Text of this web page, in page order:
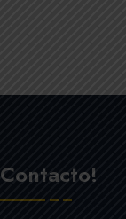
Contacto!